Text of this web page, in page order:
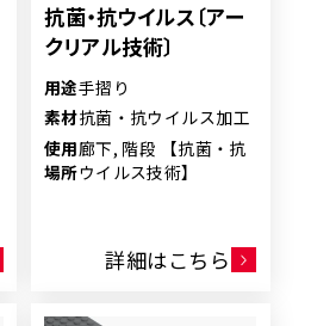
抗菌・抗ウイルス〔アー
クリアル技術〕
用途手摺り
素材抗菌・抗ウイルス加工
使用
場所
廊下, 階段 【抗菌・抗
ウイルス技術】
詳細はこちら